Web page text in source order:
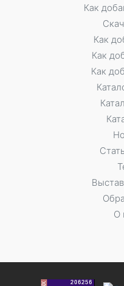
Как
Как
Как
Как
О